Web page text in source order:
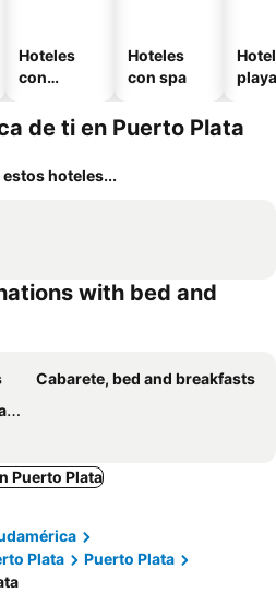
Hoteles
con
Hoteles
con spa
playa
de ti en Puerto Plata
hoteles...
with bed and
Cabarete, bed and breakfasts
Puerto Plata
Plata
Puerto Plata